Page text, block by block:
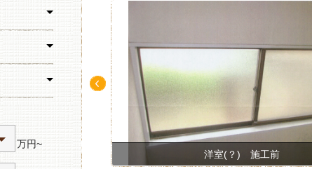
万円~
洋室(？) 施工前